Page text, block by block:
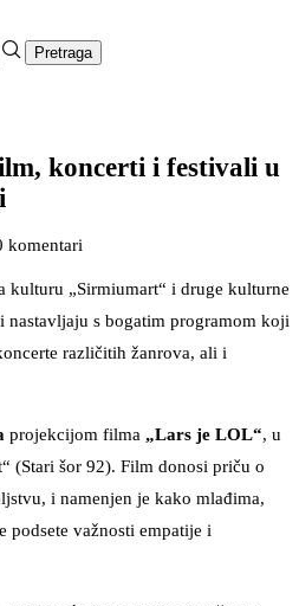
Pretraga
koncerti i festivali u
komentari
kulturu „Sirmiumart“ i druge kulturne
nastavljaju s bogatim programom koji
različitih žanrova, ali i
projekcijom filma „Lars je LOL“, u
(Stari šor 92). Film donosi priču o
i namenjen je kako mlađima,
podsete važnosti empatije i